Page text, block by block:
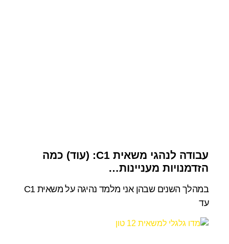
עבודה לנהגי משאית C1: (עוד) כמה
הזדמנויות מעניינות…
במהלך השנים שבהן אני מלמד נהיגה על משאית C1
עד